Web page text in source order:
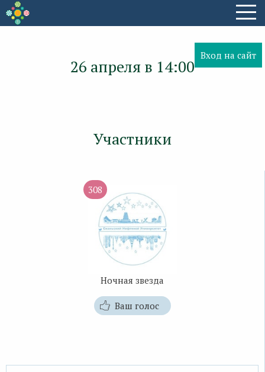
26 апреля в 14:00
Участники
308
Ночная звезда
Ваш голос
Вход на сайт